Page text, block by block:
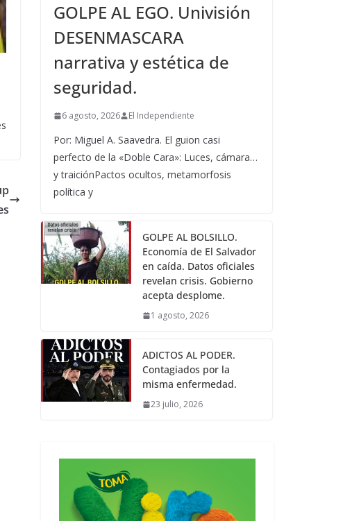
GOLPE AL EGO. Univisión
DESENMASCARA
narrativa y estética de
seguridad.
6 agosto, 2026 El Independiente
Por: Miguel A. Saavedra. El guion casi
perfecto de la «Doble Cara»: Luces, cámara…
y traiciónPactos ocultos, metamorfosis
política y
GOLPE AL BOLSILLO.
Economía de El Salvador
en caída. Datos oficiales
revelan crisis. Gobierno
acepta desplome.
1 agosto, 2026
ADICTOS AL PODER.
Contagiados por la
misma enfermedad.
23 julio, 2026